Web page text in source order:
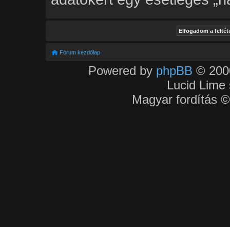
Fórum kezdőlap
Powered by phpBB ©
Lucid
Magyar fordítás